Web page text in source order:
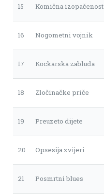
15 Komična izopačenost
16 Nogometni vojnik
17 Kockarska zabluda
18 Zločinačke priče
19 Preuzeto dijete
20 Opsesija zvijeri
21 Posmrtni blues